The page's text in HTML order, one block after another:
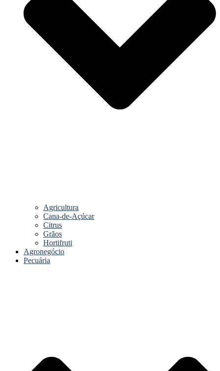
Agricultura
Cana-de-Açúcar
Citrus
Grãos
Hortifruti
Agronegócio
Pecuária